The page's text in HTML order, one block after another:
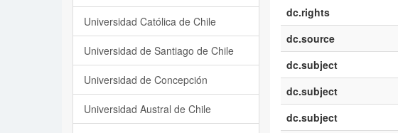
dc.rights
dc.source
dc.subject
dc.subject
dc.subject
Universidad Católica de Chile
Universidad de Santiago de Chile
Universidad de Concepción
Universidad Austral de Chile